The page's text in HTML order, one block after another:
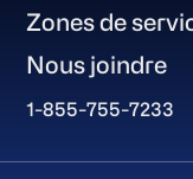
Zones de
Nous joindre
1-855-755-7233